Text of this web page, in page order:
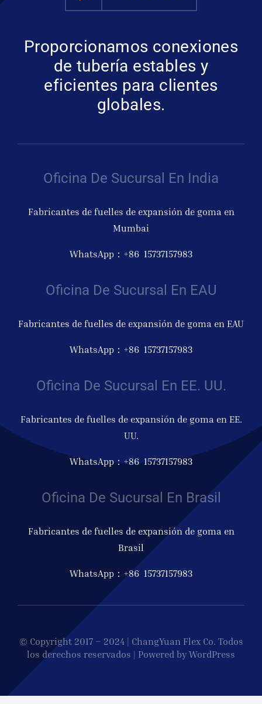
Proporcionamos conexiones
de tubería estables y
eficientes para clientes
globales.
Oficina De Sucursal En India
Fabricantes de fuelles de expansión de goma en
Mumbai
WhatsApp：+86 15737157983
Oficina De Sucursal En EAU
Fabricantes de fuelles de expansión de goma en EAU
WhatsApp：+86 15737157983
Oficina De Sucursal En EE. UU.
Fabricantes de fuelles de expansión de goma en EE.
UU.
WhatsApp：+86 15737157983
Oficina De Sucursal En Brasil
Fabricantes de fuelles de expansión de goma en
Brasil
WhatsApp：+86 15737157983
© Copyright 2017 – 2024 | ChangYuan Flex Co. Todos
los derechos reservados | Powered by WordPress